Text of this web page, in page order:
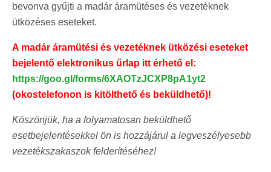
bevonva gyűjti a madár áramütéses és vezetéknek
ütközéses eseteket.
A madár áramütési és vezetéknek ütközési eseteket
bejelentő elektronikus űrlap itt érhető el:
https://goo.gl/forms/6XAOTzJCXP8pA1yt2
(okostelefonon is kitölthető és beküldhető)!
Köszönjük, ha a folyamatosan beküldhető
esetbejelentésekkel ön is hozzájárul a legveszélyesebb
vezetékszakaszok felderítéséhez!